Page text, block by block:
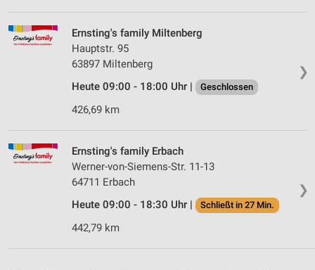
❯
Ernsting's family Miltenberg
Hauptstr. 95
63897 Miltenberg
Heute 09:00 - 18:00 Uhr |
Geschlossen
426,69 km
❯
Ernsting's family Erbach
Werner-von-Siemens-Str. 11-13
64711 Erbach
Heute 09:00 - 18:30 Uhr |
Schließt in 27 Min.
442,79 km
Speichern von oder Zugriff auf Informationen
auf einem Endgerät
Verwendung reduzierter Daten zur Auswahl von
Erstellung von Profilen für personalisierte
Verwendung von Profilen zur Auswahl
personalisierter Werbung
Erstellung von Profilen zur Personalisierung
von Inhalten
Verwendung von Profilen zur Auswahl